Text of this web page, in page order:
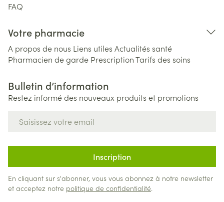
FAQ
Votre pharmacie
A propos de nous Liens utiles Actualités santé
Pharmacien de garde PrescriptionTarifs des soins
Bulletin d’information
Restez informé des nouveaux produits et promotions
Inscription
En cliquant sur s'abonner, vous vous abonnez à notre newsletter
et acceptez notre politique de confidentialité.